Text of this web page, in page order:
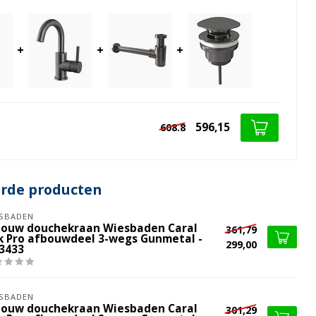
+ + +
608.8 596,15
producten
douchekraan Wiesbaden Caral
Pro afbouwdeel 3-wegs Gunmetal -
361,79
299,00
douchekraan Wiesbaden Caral
301,29